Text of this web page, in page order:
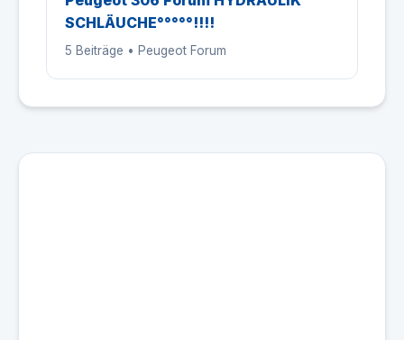
SCHLÄUCHE°°°°°!!!!
5 Beiträge • Peugeot Forum